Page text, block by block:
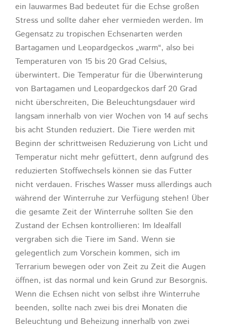
ein lauwarmes Bad bedeutet für die Echse großen
Stress und sollte daher eher vermieden werden. Im
Gegensatz zu tropischen Echsenarten werden
Bartagamen und Leopardgeckos „warm“, also bei
Temperaturen von 15 bis 20 Grad Celsius,
überwintert. Die Temperatur für die Überwinterung
von Bartagamen und Leopardgeckos darf 20 Grad
nicht überschreiten, Die Beleuchtungsdauer wird
langsam innerhalb von vier Wochen von 14 auf sechs
bis acht Stunden reduziert. Die Tiere werden mit
Beginn der schrittweisen Reduzierung von Licht und
Temperatur nicht mehr gefüttert, denn aufgrund des
reduzierten Stoffwechsels können sie das Futter
nicht verdauen. Frisches Wasser muss allerdings auch
während der Winterruhe zur Verfügung stehen! Über
die gesamte Zeit der Winterruhe sollten Sie den
Zustand der Echsen kontrollieren: Im Idealfall
vergraben sich die Tiere im Sand. Wenn sie
gelegentlich zum Vorschein kommen, sich im
Terrarium bewegen oder von Zeit zu Zeit die Augen
öffnen, ist das normal und kein Grund zur Besorgnis.
Wenn die Echsen nicht von selbst ihre Winterruhe
beenden, sollte nach zwei bis drei Monaten die
Beleuchtung und Beheizung innerhalb von zwei